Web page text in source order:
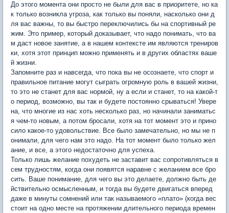
До этого момента они просто не были для вас в приоритете, но ка
к только возникла угроза, как только вы поняли, насколько они д
ля вас важны, то вы быстро переключились бы на спортивный ре
жим. Это пример, который доказывает, что надо понимать, что ва
м даст новое занятие, а в нашем контексте им являются трениров
ки, хотя этот принцип можно применять и в других областях ваше
й жизни.
Запомните раз и навсегда, что пока вы не осознаете, что спорт и
правильное питание могут сыграть огромную роль в вашей жизни,
то это не станет для вас нормой, ну а если и станет, то на какой-т
о период, возможно, вы так и будете постоянно срываться! Увере
на, что многие из нас хоть несколько раз, но начинали заниматьс
я чем-то новым, а потом бросали, хотя на тот момент это и прино
сило какое-то удовольствие. Все было замечательно, но мы не п
онимали, для чего нам это надо. На тот момент было только жел
ание, и все, а этого недостаточно для успеха.
Только лишь желание похудеть не заставит вас сопротивляться в
сем трудностям, когда они появятся наравне с желанием все бро
сить. Ваше понимание, для чего вы это делаете, должно быть де
йствительно осмысленным, и тогда вы будете двигаться вперед
даже в минуты сомнений или так называемого «плато» (когда вес
стоит на одно месте на протяжении длительного периода времен